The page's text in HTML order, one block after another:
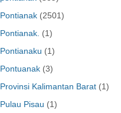
Pontianak (2501)
Pontianak. (1)
Pontianaku (1)
Pontuanak (3)
Provinsi Kalimantan Barat (1)
Pulau Pisau (1)